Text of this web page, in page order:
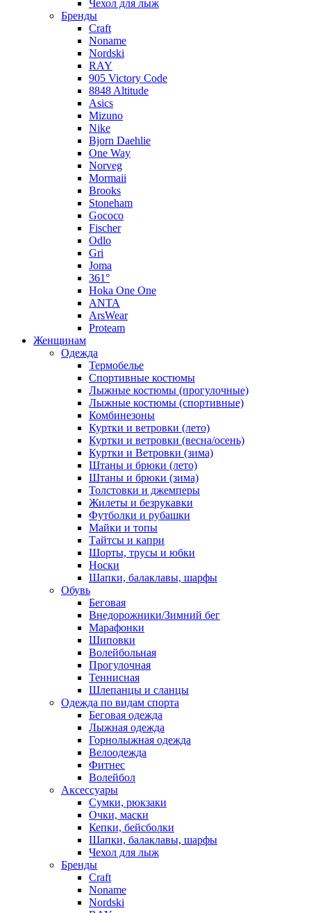
Чехол для лыж
Бренды
Craft
Noname
Nordski
RAY
905 Victory Code
8848 Altitude
Asics
Mizuno
Nike
Bjorn Daehlie
One Way
Norveg
Mormaii
Brooks
Stoneham
Gococo
Fischer
Odlo
Gri
Joma
361°
Hoka One One
ANTA
ArsWear
Proteam
Женщинам
Одежда
Термобелье
Спортивные костюмы
Лыжные костюмы (прогулочные)
Лыжные костюмы (спортивные)
Комбинезоны
Куртки и ветровки (лето)
Куртки и ветровки (весна/осень)
Куртки и Ветровки (зима)
Штаны и брюки (лето)
Штаны и брюки (зима)
Толстовки и джемперы
Жилеты и безрукавки
Футболки и рубашки
Майки и топы
Тайтсы и капри
Шорты, трусы и юбки
Носки
Шапки, балаклавы, шарфы
Обувь
Беговая
Внедорожники/Зимний бег
Марафонки
Шиповки
Волейбольная
Прогулочная
Теннисная
Шлепанцы и сланцы
Одежда по видам спорта
Беговая одежда
Лыжная одежда
Горнолыжная одежда
Велоодежда
Фитнес
Волейбол
Аксессуары
Сумки, рюкзаки
Очки, маски
Кепки, бейсболки
Шапки, балаклавы, шарфы
Чехол для лыж
Бренды
Craft
Noname
Nordski